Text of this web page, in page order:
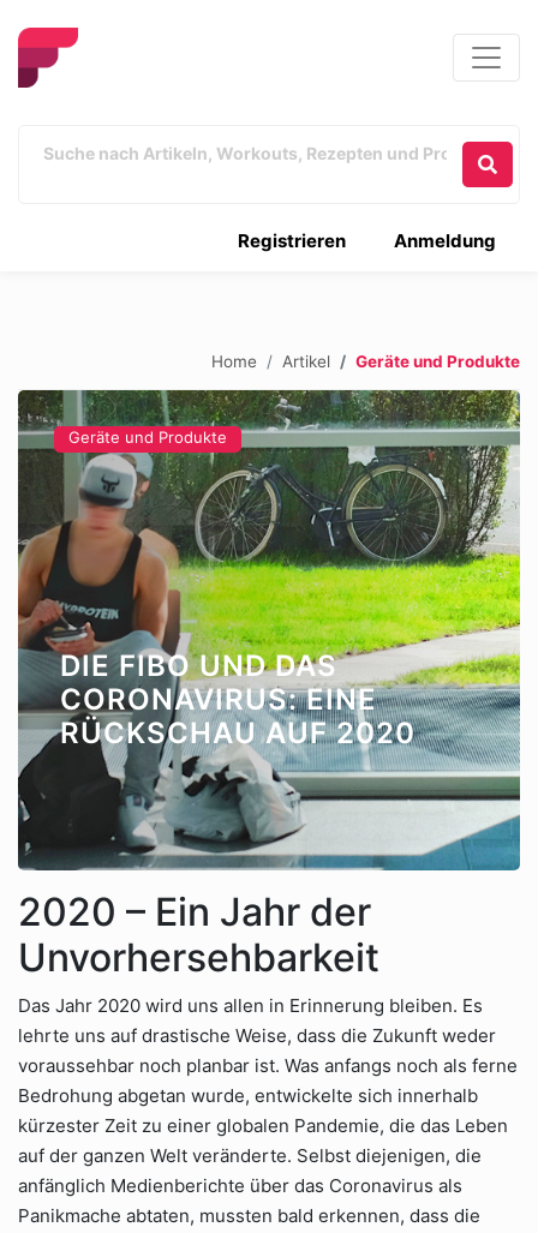
Anmeldung
Registrieren
Home Artikel Geräte und Produkte
Geräte und Produkte
DIE FIBO UND DAS
CORONAVIRUS: EINE
RÜCKSCHAU AUF 2020
2020 – Ein Jahr der
Unvorhersehbarkeit
Das Jahr 2020 wird uns allen in Erinnerung bleiben. Es
lehrte uns auf drastische Weise, dass die Zukunft weder
voraussehbar noch planbar ist. Was anfangs noch als ferne
Bedrohung abgetan wurde, entwickelte sich innerhalb
kürzester Zeit zu einer globalen Pandemie, die das Leben
auf der ganzen Welt veränderte. Selbst diejenigen, die
anfänglich Medienberichte über das Coronavirus als
Panikmache abtaten, mussten bald erkennen, dass die